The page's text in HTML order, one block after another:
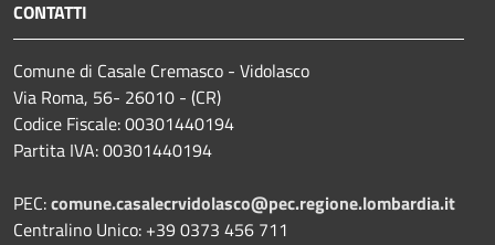
CONTATTI
Comune di Casale Cremasco - Vidolasco
Via Roma, 56- 26010 - (CR)
Codice Fiscale: 00301440194
Partita IVA: 00301440194
PEC:comune.casalecrvidolasco@pec.regione.lombardia.it
Centralino Unico: +39 0373 456 711